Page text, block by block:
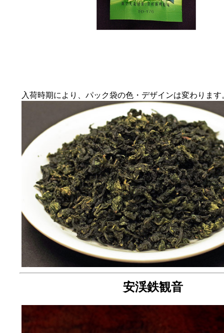
入荷時期により、パック袋の色・デザインは変わります
安渓鉄観音